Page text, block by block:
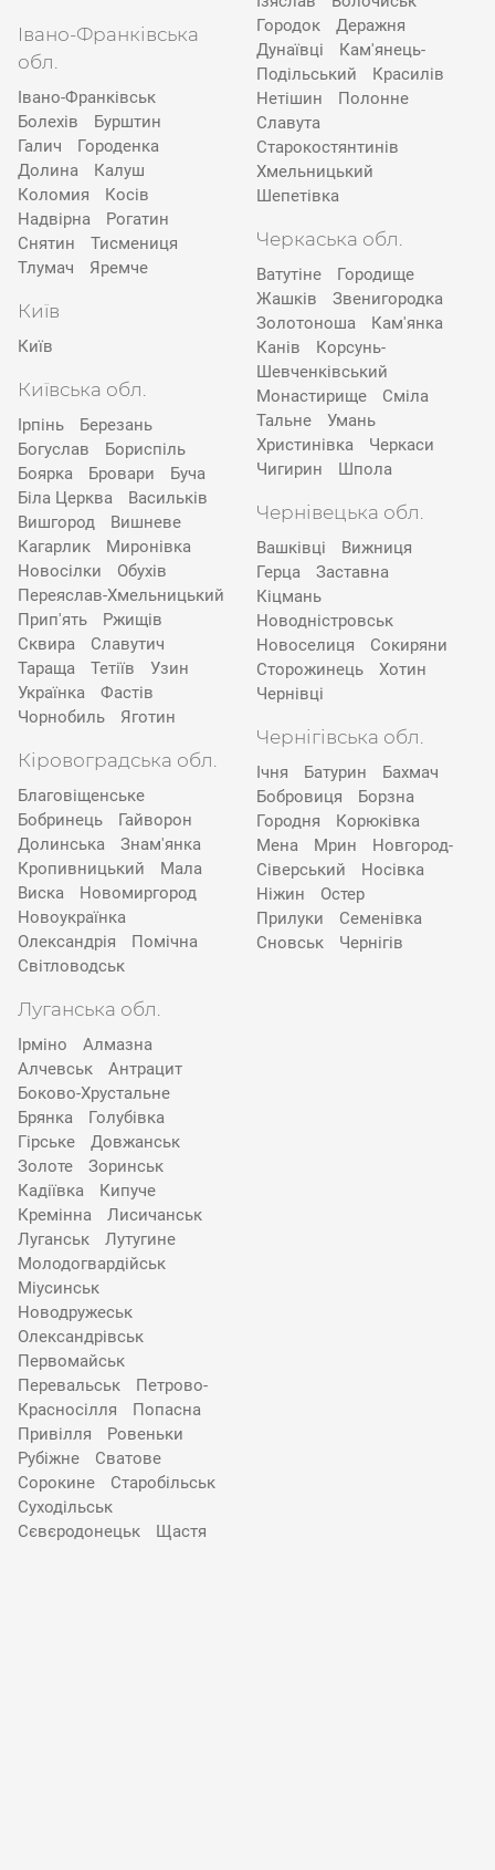
Івано-Франківська
обл.
Івано-Франківськ
Болехів
Бурштин
Галич
Городенка
Долина
Калуш
Коломия
Косів
Надвірна
Рогатин
Снятин
Тисмениця
Тлумач
Яремче
Київ
Київ
Київська обл.
Ірпінь
Березань
Богуслав
Бориспіль
Боярка
Бровари
Буча
Біла Церква
Васильків
Вишгород
Вишневе
Кагарлик
Миронівка
Новосілки
Обухів
Переяслав-Хмельницький
Прип'ять
Ржищів
Сквира
Славутич
Тараща
Тетіїв
Узин
Українка
Фастів
Чорнобиль
Яготин
Кіровоградська обл.
Благовіщенське
Бобринець
Гайворон
Долинська
Знам'янка
Кропивницький
Мала
Виска
Новомиргород
Новоукраїнка
Олександрія
Помічна
Світловодськ
Луганська обл.
Ірміно
Алмазна
Алчевськ
Антрацит
Боково-Хрустальне
Брянка
Голубівка
Гірське
Довжанськ
Золоте
Зоринськ
Кадіївка
Кипуче
Кремінна
Лисичанськ
Луганськ
Лутугине
Молодогвардійськ
Міусинськ
Новодружеськ
Олександрівськ
Первомайськ
Перевальськ
Петрово-
Красносілля
Попасна
Привілля
Ровеньки
Рубіжне
Сватове
Сорокине
Старобільськ
Суходільськ
Сєвєродонецьк
Щастя
Городок
Деражня
Дунаївці
Кам'янець-
Подільський
Красилів
Нетішин
Полонне
Славута
Старокостянтинів
Хмельницький
Шепетівка
Черкаська обл.
Ватутіне
Городище
Жашків
Звенигородка
Золотоноша
Кам'янка
Канів
Корсунь-
Шевченківський
Монастирище
Сміла
Тальне
Умань
Христинівка
Черкаси
Чигирин
Шпола
Чернівецька обл.
Вашківці
Вижниця
Герца
Заставна
Кіцмань
Новодністровськ
Новоселиця
Сокиряни
Сторожинець
Хотин
Чернівці
Чернігівська обл.
Ічня Батурин
Бахмач
Бобровиця
Борзна
Городня
Корюківка
Мена
Мрин
Новгород-
Сіверський
Носівка
Ніжин
Остер
Прилуки
Семенівка
Сновськ
Чернігів